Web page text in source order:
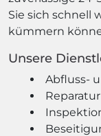
Sie sich schnell
kümmern
Unsere
Abfluss-